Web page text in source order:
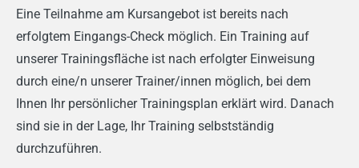
Eine Teilnahme am Kursangebot ist bereits nach
erfolgtem Eingangs-Check möglich. Ein Training auf
unserer Trainingsfläche ist nach erfolgter Einweisung
durch eine/n unserer Trainer/innen möglich, bei dem
Ihnen Ihr persönlicher Trainingsplan erklärt wird. Danach
sind sie in der Lage, Ihr Training selbstständig
durchzuführen.